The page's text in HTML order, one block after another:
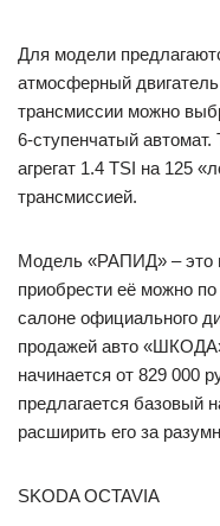
Для модели
атмосферный
трансмиссии можно
6-ступенчатый
агрегат 1.4 TSI на 125
трансмиссией.
Модель «РАПИД» – это
приобрести её можно
салоне официального
продажей авто
начинается от 829 000
предлагается базовый
расширить его за
SKODA OCTAVIA